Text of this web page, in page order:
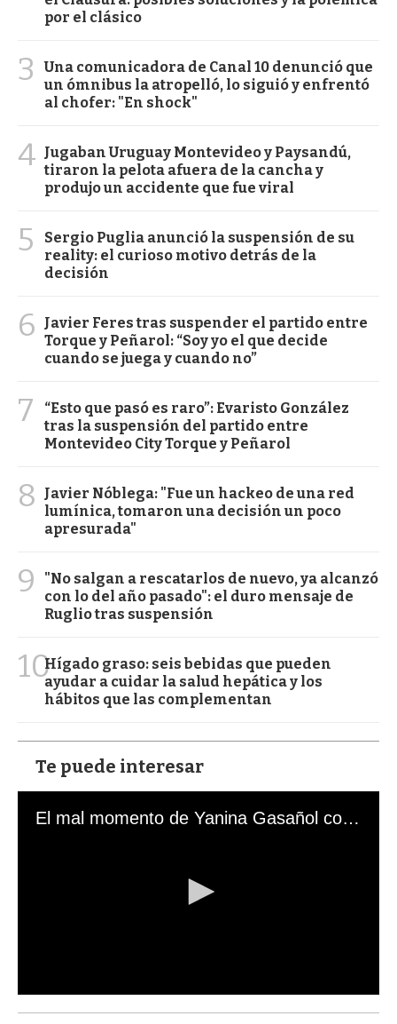
por el clásico
3
Una comunicadora de Canal 10 denunció que
un ómnibus la atropelló, lo siguió y enfrentó
al chofer: "En shock"
4 Jugaban Uruguay Montevideo y Paysandú,
tiraron la pelota afuera de la cancha y
produjo un accidente que fue viral
5
Sergio Puglia anunció la suspensión de su
reality: el curioso motivo detrás de la
decisión
6
Javier Feres tras suspender el partido entre
Torque y Peñarol: “Soy yo el que decide
cuando se juega y cuando no”
7
“Esto que pasó es raro”: Evaristo González
tras la suspensión del partido entre
Montevideo City Torque y Peñarol
8
Javier Nóblega: "Fue un hackeo de una red
lumínica, tomaron una decisión un poco
apresurada"
9
"No salgan a rescatarlos de nuevo, ya alcanzó
con lo del año pasado": el duro mensaje de
Ruglio tras suspensión
10Hígado graso: seis bebidas que pueden
ayudar a cuidar la salud hepática y los
hábitos que las complementan
Te puede interesar
El mal momento de Yanina Gasañol con un hincha argentino en "Subrayado"
s